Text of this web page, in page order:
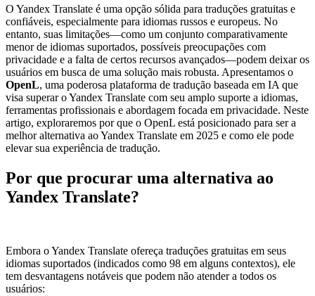
O Yandex Translate é uma opção sólida para traduções gratuitas e
confiáveis, especialmente para idiomas russos e europeus. No
entanto, suas limitações—como um conjunto comparativamente
menor de idiomas suportados, possíveis preocupações com
privacidade e a falta de certos recursos avançados—podem deixar os
usuários em busca de uma solução mais robusta. Apresentamos o
OpenL, uma poderosa plataforma de tradução baseada em IA que
visa superar o Yandex Translate com seu amplo suporte a idiomas,
ferramentas profissionais e abordagem focada em privacidade. Neste
artigo, exploraremos por que o OpenL está posicionado para ser a
melhor alternativa ao Yandex Translate em 2025 e como ele pode
elevar sua experiência de tradução.
Por que procurar uma alternativa ao
Yandex Translate?
Embora o Yandex Translate ofereça traduções gratuitas em seus
idiomas suportados (indicados como 98 em alguns contextos), ele
tem desvantagens notáveis que podem não atender a todos os
usuários: